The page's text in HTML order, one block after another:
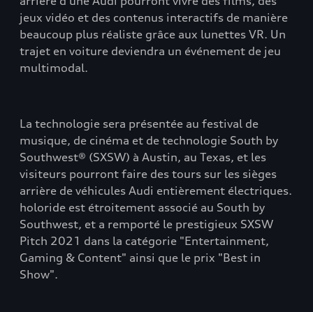
jeux vidéo et des contenus interactifs de manière
beaucoup plus réaliste grâce aux lunettes VR. Un
trajet en voiture deviendra un événement de jeu
multimodal.
La technologie sera présentée au festival de
musique, de cinéma et de technologie South by
Southwest® (SXSW) à Austin, au Texas, et les
visiteurs pourront faire des tours sur les sièges
arrière de véhicules Audi entièrement électriques.
holoride est étroitement associé au South by
Southwest, et a remporté le prestigieux SXSW
Pitch 2021 dans la catégorie "Entertainment,
Gaming & Content" ainsi que le prix "Best in
Show".